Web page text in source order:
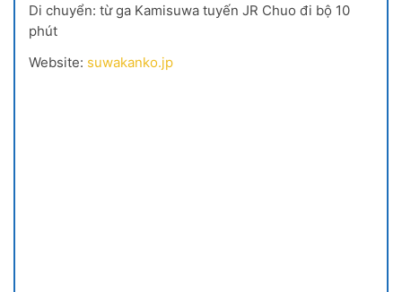
Di chuyển: từ ga Kamisuwa tuyến JR Chuo đi bộ 10
phút
Website: suwakanko.jp